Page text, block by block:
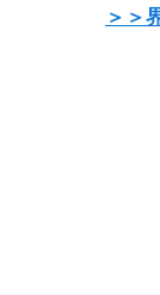
＞＞